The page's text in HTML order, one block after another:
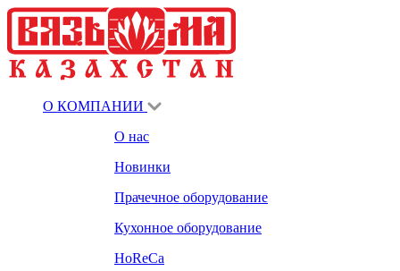
О КОМПАНИИ
О нас
Новинки
Прачечное оборудование
Кухонное оборудование
HoReCa